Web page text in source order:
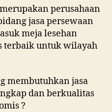
merupakan perusahaan
jasa persewaan
meja lesehan
terbaik untuk wilayah
membutuhkan jasa
dan berkualitas
?